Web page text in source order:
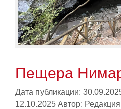
Пещера
Дата публикации:
12.10.2025 Автор: